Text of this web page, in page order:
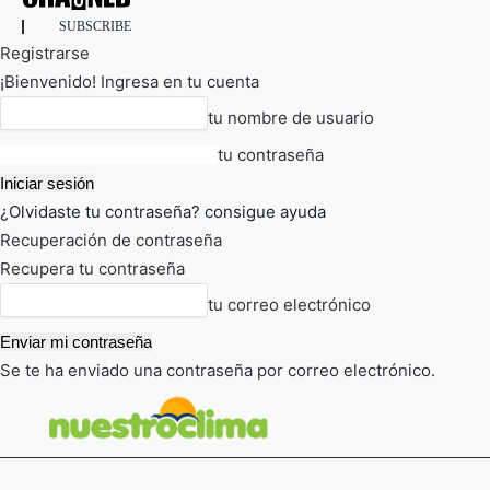
SUBSCRIBE
Registrarse
¡Bienvenido! Ingresa en tu cuenta
tu nombre de usuario
tu contraseña
¿Olvidaste tu contraseña? consigue ayuda
Recuperación de contraseña
Recupera tu contraseña
tu correo electrónico
Se te ha enviado una contraseña por correo electrónico.